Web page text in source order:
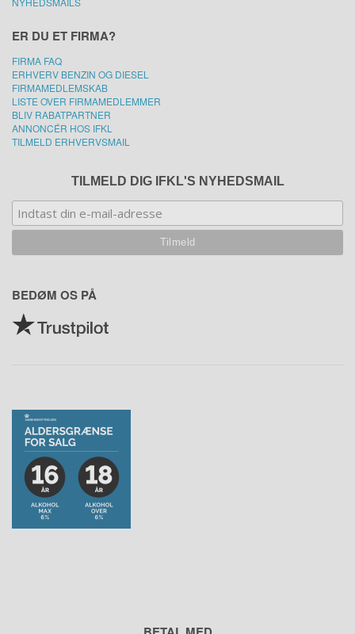
ER DU ET FIRMA?
FIRMA FAQ
ERHVERV BENZIN OG DIESEL
FIRMAMEDLEMSKAB
LISTE OVER FIRMAMEDLEMMER
BLIV RABATPARTNER
ANNONCÉR HOS IFKL
TILMELD ERHVERVSMAIL
TILMELD DIG IFKL'S NYHEDSMAIL
BEDØM OS PÅ